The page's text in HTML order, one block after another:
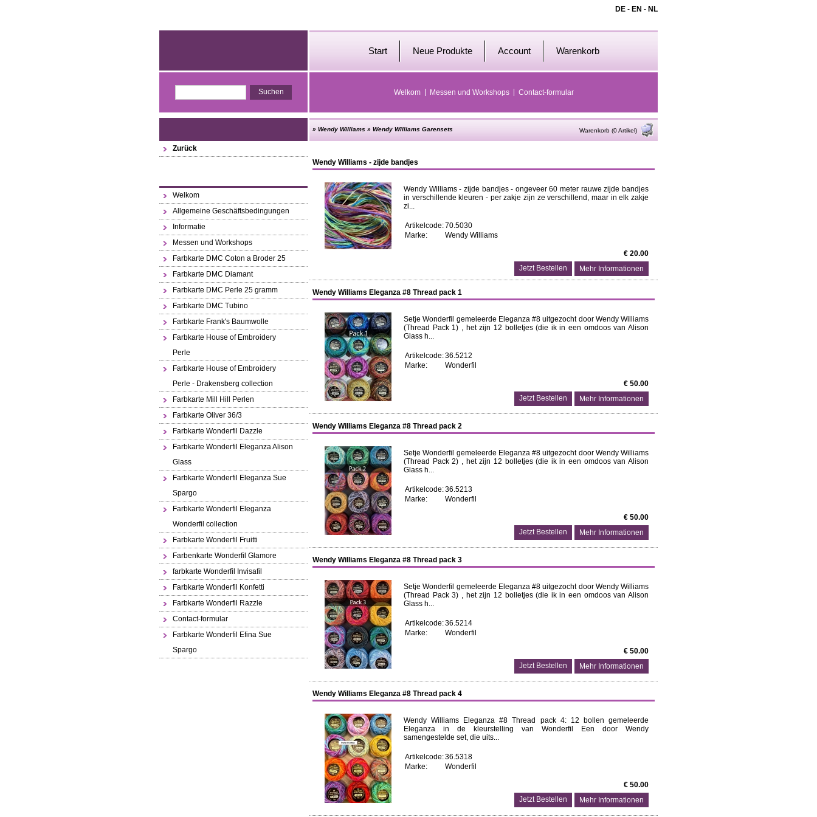
DE - EN - NL
Start Neue Produkte Account Warenkorb
Welkom Messen und Workshops Contact-formular
Zurück
Welkom
Allgemeine Geschäftsbedingungen
Informatie
Messen und Workshops
Farbkarte DMC Coton a Broder 25
Farbkarte DMC Diamant
Farbkarte DMC Perle 25 gramm
Farbkarte DMC Tubino
Farbkarte Frank's Baumwolle
Farbkarte House of Embroidery
Perle
Farbkarte House of Embroidery
Perle - Drakensberg collection
Farbkarte Mill Hill Perlen
Farbkarte Oliver 36/3
Farbkarte Wonderfil Dazzle
Farbkarte Wonderfil Eleganza Alison
Glass
Farbkarte Wonderfil Eleganza Sue
Spargo
Farbkarte Wonderfil Eleganza
Wonderfil collection
Farbkarte Wonderfil Fruitti
Farbenkarte Wonderfil Glamore
farbkarte Wonderfil Invisafil
Farbkarte Wonderfil Konfetti
Farbkarte Wonderfil Razzle
Contact-formular
Farbkarte Wonderfil Efina Sue
Spargo
» Wendy Williams » Wendy Williams Garensets Warenkorb (0 Artikel)
Wendy Williams - zijde bandjes
Wendy Williams - zijde bandjes - ongeveer 60 meter rauwe zijde bandjes
in verschillende kleuren - per zakje zijn ze verschillend, maar in elk zakje
zi...
Artikelcode:70.5030
Marke:
Wendy Williams
€ 20.00
Mehr Informationen
Wendy Williams Eleganza #8 Thread pack 1
Setje Wonderfil gemeleerde Eleganza #8 uitgezocht door Wendy Williams
(Thread Pack 1) , het zijn 12 bolletjes (die ik in een omdoos van Alison
Glass h...
Artikelcode:36.5212
Marke:
Wonderfil
€ 50.00
Mehr Informationen
Wendy Williams Eleganza #8 Thread pack 2
Setje Wonderfil gemeleerde Eleganza #8 uitgezocht door Wendy Williams
(Thread Pack 2) , het zijn 12 bolletjes (die ik in een omdoos van Alison
Glass h...
Artikelcode:36.5213
Marke:
Wonderfil
€ 50.00
Mehr Informationen
Wendy Williams Eleganza #8 Thread pack 3
Setje Wonderfil gemeleerde Eleganza #8 uitgezocht door Wendy Williams
(Thread Pack 3) , het zijn 12 bolletjes (die ik in een omdoos van Alison
Glass h...
Artikelcode:36.5214
Marke:
Wonderfil
€ 50.00
Mehr Informationen
Wendy Williams Eleganza #8 Thread pack 4
Wendy Williams Eleganza #8 Thread pack 4: 12 bollen gemeleerde
Eleganza in de kleurstelling van Wonderfil Een door Wendy
samengestelde set, die uits...
Artikelcode:36.5318
Marke:
Wonderfil
€ 50.00
Mehr Informationen